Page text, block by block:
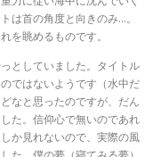
は首の角度と向きのみ…。
を眺めるものです。
としていました。タイトル
ではないようです（水中だ
なと思ったのですが、だん
た。信仰心で無いのであれ
か見れないので、実際の風